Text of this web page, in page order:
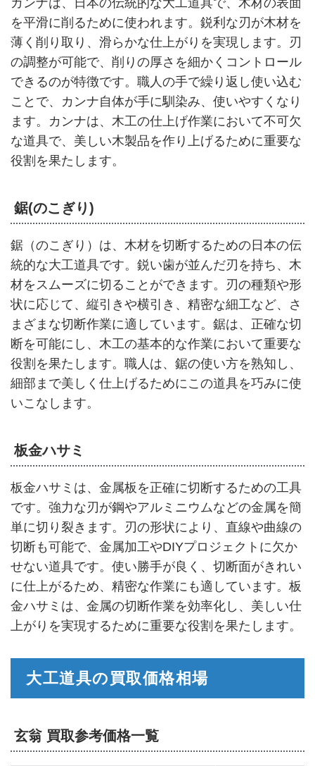
を平滑に削るために使われます。鋭利な刃が木材を
薄く削り取り、滑らかな仕上がりを実現します。刃
の調整が可能で、削りの厚さを細かくコントロール
できるのが特徴です。職人の手で繰り返し使い込む
ことで、カンナ自体が手に馴染み、使いやすくなり
ます。カンナは、木工の仕上げ作業において不可欠
な道具で、美しい木製品を作り上げるために重要な
役割を果たします。
鋸(のこぎり)
鋸（のこぎり）は、木材を切断するための日本の伝
統的な大工道具です。鋭い歯が並んだ刃を持ち、木
材をスムーズに切ることができます。刃の種類や形
状に応じて、縦引きや横引き、精密な細工など、さ
まざまな切断作業に適しています。鋸は、正確な切
断を可能にし、木工の基本的な作業において重要な
役割を果たします。職人は、鋸の使い方を熟知し、
細部まで美しく仕上げるためにこの道具を巧みに使
いこなします。
板金ハサミ
板金ハサミは、金属板を正確に切断するための工具
です。強力な刃が鋼やアルミニウムなどの金属を簡
単に切り裂きます。刃の形状により、直線や曲線の
切断も可能で、金属加工やDIYプロジェクトに欠か
せない道具です。使い勝手が良く、切断面がきれい
に仕上がるため、精密な作業にも適しています。板
金ハサミは、金属の切断作業を効率化し、美しい仕
上がりを実現するために重要な役割を果たします。
大工道具の買取価格相場
玄翁 買取参考価格一覧